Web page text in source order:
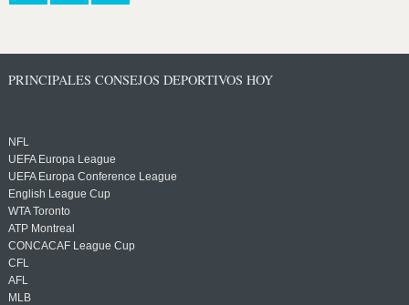
PRINCIPALES CONSEJOS DEPORTIVOS HOY
NFL
UEFA Europa League
UEFA Europa Conference League
English League Cup
WTA Toronto
ATP Montreal
CONCACAF League Cup
CFL
AFL
MLB